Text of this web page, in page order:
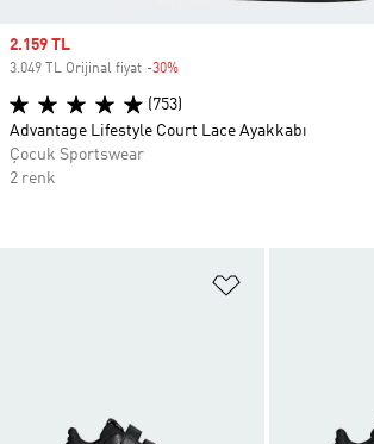
Sale price
2.159 TL
3.049 TL Orijinal fiyat -30%
(753)
Advantage Lifestyle Court Lace Ayakkabı
Çocuk Sportswear
2 renk